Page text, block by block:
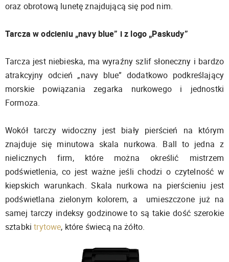
oraz obrotową lunetę znajdującą się pod nim.
Tarcza w odcieniu „navy blue” i z logo „Paskudy”
Tarcza jest niebieska, ma wyraźny szlif słoneczny i bardzo
atrakcyjny odcień „navy blue” dodatkowo podkreślający
morskie powiązania zegarka nurkowego i jednostki
Formoza.
Wokół tarczy widoczny jest biały pierścień na którym
znajduje się minutowa skala nurkowa. Ball to jedna z
nielicznych firm, które można określić mistrzem
podświetlenia, co jest ważne jeśli chodzi o czytelność w
kiepskich warunkach. Skala nurkowa na pierścieniu jest
podświetlana zielonym kolorem, a umieszczone już na
samej tarczy indeksy godzinowe to są takie dość szerokie
sztabkitrytowe, które świecą na żółto.